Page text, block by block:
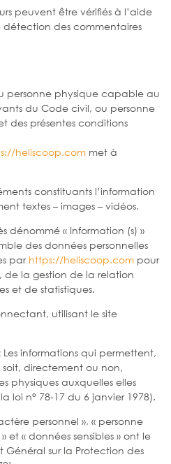
peuvent être vérifiés à l’aide
des commentaires
personne physique capable au
du Code civil, ou personne
des présentes conditions
heliscoop.com met à
constituants l’information
textes – images – vidéos.
dénommé « Information (s) »
des données personnelles
par https://heliscoop.com pour
la gestion de la relation
et de statistiques.
utilisant le site
Les informations qui permettent,
directement ou non,
physiques auxquelles elles
loi n° 78-17 du 6 janvier 1978).
personnel », « personne
et « données sensibles » ont le
Général sur la Protection des